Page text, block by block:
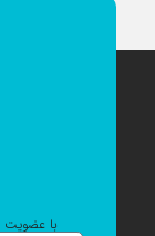
با عضویت